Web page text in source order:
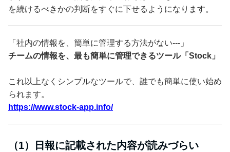
を続けるべきかの判断をすぐに下せるようになります。
「社内の情報を、簡単に管理する方法がない---」
チームの情報を、最も簡単に管理できるツール「Stock」
これ以上なくシンプルなツールで、誰でも簡単に使い始め
られます。
https://www.stock-app.info/
（1）日報に記載された内容が読みづらい